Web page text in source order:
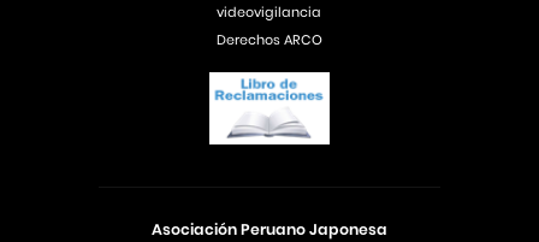
Asociación Peruano Japonesa
videovigilancia
Derechos ARCO